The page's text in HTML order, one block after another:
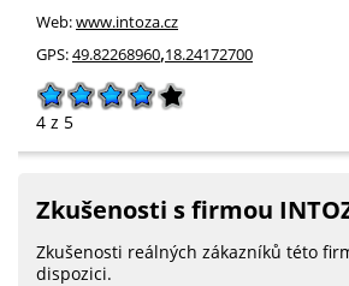
Web:www.intoza.cz
GPS:49.82268960,18.24172700
4 z 5
Zkušenosti s firmou
Zkušenosti reálných zákazníků této
dispozici.